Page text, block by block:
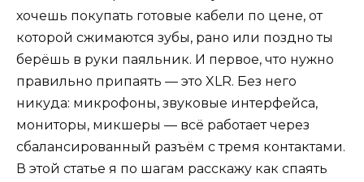
хочешь покупать готовые кабели по цене, от
которой сжимаются зубы, рано или поздно ты
берёшь в руки паяльник. И первое, что нужно
правильно припаять — это XLR. Без него
никуда: микрофоны, звуковые интерфейса,
мониторы, микшеры — всё работает через
сбалансированный разъём с тремя контактами.
В этой статье я по шагам расскажу как спаять